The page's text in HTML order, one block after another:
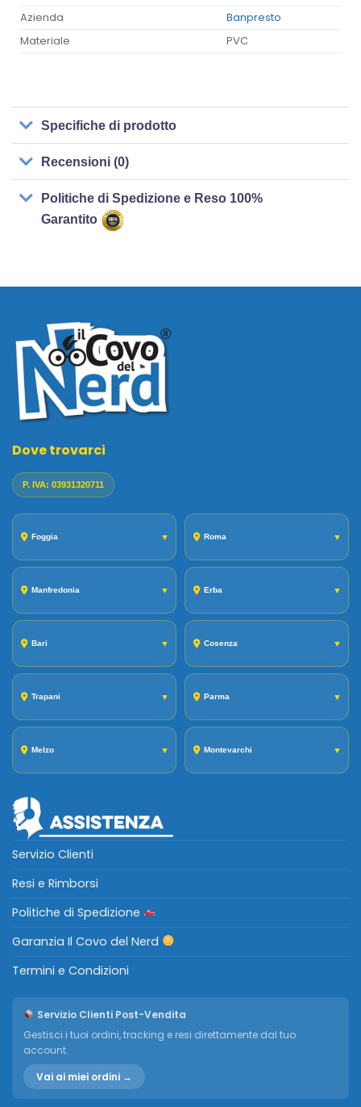
Azienda
Banpresto
Materiale
PVC
Specifiche di prodotto
Recensioni (0)
Politiche di Spedizione e Reso 100%
Garantito
Dove trovarci
P. IVA: 03931320711
Foggia ▼ Roma ▼
Manfredonia ▼ Erba ▼
Bari ▼ Cosenza ▼
Trapani ▼ Parma ▼
Melzo ▼ Montevarchi ▼
Servizio Clienti
Resi e Rimborsi
Politiche di Spedizione
Garanzia Il Covo del Nerd
Termini e Condizioni
Servizio Clienti Post-Vendita
Gestisci i tuoi ordini, tracking e resi direttamente dal tuo
account.
Vai ai miei ordini →